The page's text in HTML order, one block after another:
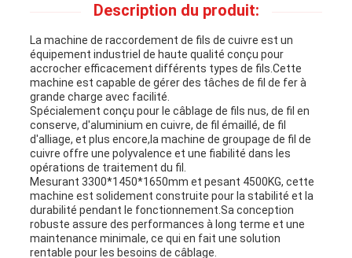
LES
AFFAIRES
PLAN
SITE
PRIVACY
Description du produit:
La machine de raccordement de fils de cuivre est un
équipement industriel de haute qualité conçu pour
accrocher efficacement différents types de fils.Cette
machine est capable de gérer des tâches de fil de fer à
grande charge avec facilité.
Spécialement conçu pour le câblage de fils nus, de fil en
conserve, d'aluminium en cuivre, de fil émaillé, de fil
d'alliage, et plus encore,la machine de groupage de fil de
cuivre offre une polyvalence et une fiabilité dans les
opérations de traitement du fil.
Mesurant 3300*1450*1650mm et pesant 4500KG, cette
machine est solidement construite pour la stabilité et la
durabilité pendant le fonctionnement.Sa conception
robuste assure des performances à long terme et une
maintenance minimale, ce qui en fait une solution
rentable pour les besoins de câblage.